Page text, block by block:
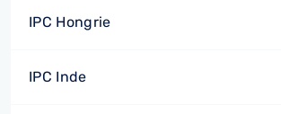
IPC Hongrie
IPC Inde